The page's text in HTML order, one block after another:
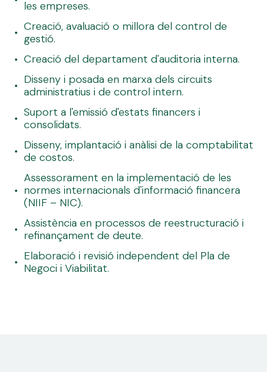
les empreses.
Creació, avaluació o millora del control de
gestió.
Creació del departament d'auditoria interna.
Disseny i posada en marxa dels circuits
administratius i de control intern.
Suport a l'emissió d'estats financers i
consolidats.
Disseny, implantació i anàlisi de la comptabilitat
de costos.
Assessorament en la implementació de les
normes internacionals d'informació financera
(NIIF – NIC).
Assistència en processos de reestructuració i
refinançament de deute.
Elaboració i revisió independent del Pla de
Negoci i Viabilitat.